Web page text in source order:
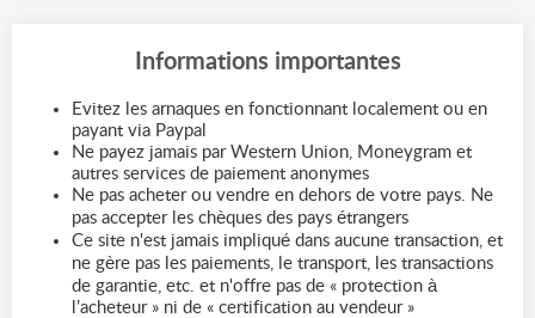
Informations importantes
Evitez les arnaques en fonctionnant localement ou en
payant via Paypal
Ne payez jamais par Western Union, Moneygram et
autres services de paiement anonymes
Ne pas acheter ou vendre en dehors de votre pays. Ne
pas accepter les chèques des pays étrangers
Ce site n'est jamais impliqué dans aucune transaction, et
ne gère pas les paiements, le transport, les transactions
de garantie, etc. et n'offre pas de « protection à
l’acheteur » ni de « certification au vendeur »